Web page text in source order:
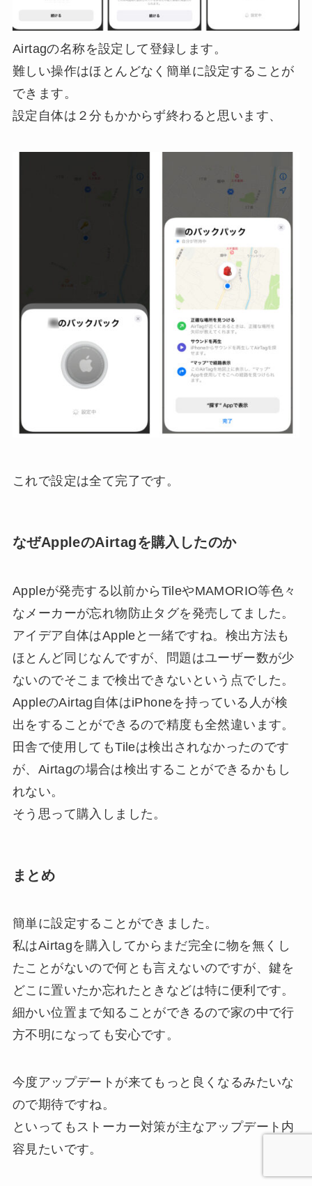
Airtagの名称を設定して登録します。
難しい操作はほとんどなく簡単に設定することが
できます。
設定自体は２分もかからず終わると思います、
これで設定は全て完了です。
なぜAppleのAirtagを購入したのか
Appleが発売する以前からTileやMAMORIO等色々
なメーカーが忘れ物防止タグを発売してました。
アイデア自体はAppleと一緒ですね。検出方法も
ほとんど同じなんですが、問題はユーザー数が少
ないのでそこまで検出できないという点でした。
AppleのAirtag自体はiPhoneを持っている人が検
出をすることができるので精度も全然違います。
田舎で使用してもTileは検出されなかったのです
が、Airtagの場合は検出することができるかもし
れない。
そう思って購入しました。
まとめ
簡単に設定することができました。
私はAirtagを購入してからまだ完全に物を無くし
たことがないので何とも言えないのですが、鍵を
どこに置いたか忘れたときなどは特に便利です。
細かい位置まで知ることができるので家の中で行
方不明になっても安心です。
今度アップデートが来てもっと良くなるみたいな
ので期待ですね。
といってもストーカー対策が主なアップデート内
容見たいです。